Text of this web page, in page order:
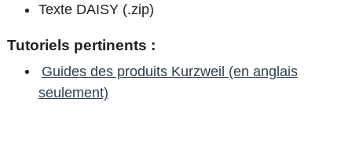
Texte DAISY (.zip)
Tutoriels pertinents :
Guides des produits Kurzweil (en anglais
seulement)